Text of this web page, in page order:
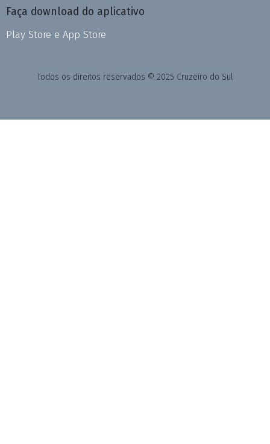
Faça download do aplicativo
Play Store e App Store
Todos os direitos reservados © 2025 Cruzeiro do Sul